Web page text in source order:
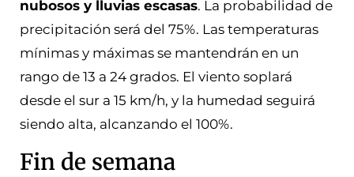
nubosos y lluvias escasas. La probabilidad de
precipitación será del 75%. Las temperaturas
mínimas y máximas se mantendrán en un
rango de 13 a 24 grados. El viento soplará
desde el sur a 15 km/h, y la humedad seguirá
siendo alta, alcanzando el 100%.
Fin de semana